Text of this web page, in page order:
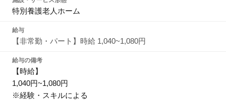
特別養護老人ホーム
給与
【非常勤・パート】時給 1,040~1,080円
給与の備考
【時給】
1,040円~1,080円
※経験・スキルによる